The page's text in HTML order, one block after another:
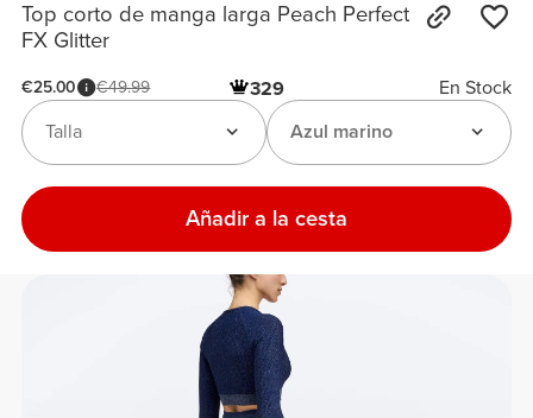
Top corto de manga larga Peach Perfect
FX Glitter
€25.00 €49.99 329
En Stock
Azul marino
Talla
Añadir a la cesta